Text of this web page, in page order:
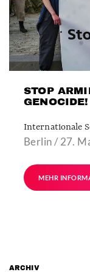
STOP
GENOCIDE!
Internationale
Berlin / 27.
MEHR
ARCHIV